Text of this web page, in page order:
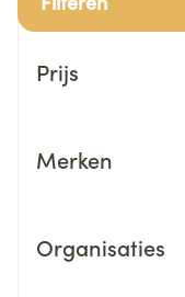
Prijs
Merken
Organisaties